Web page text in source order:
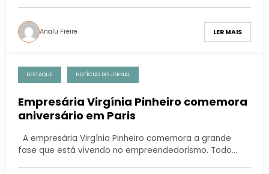
Analu Freire LER MAIS
DESTAQUE NOTÍCIAS DO JORNAL
Empresária Virgínia Pinheiro comemora
aniversário em Paris
A empresária Virgínia Pinheiro comemora a grande
fase que está vivendo no empreendedorismo. Todo…